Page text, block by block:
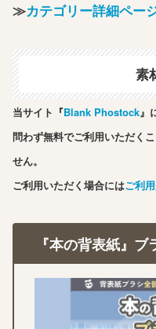
≫カテゴリー詳細ペー
素
当サイト『Blank Phostock』
問わず無料でご利用いただく
せん。
ご利用いただく場合にはご利
『本の背表紙』ブ